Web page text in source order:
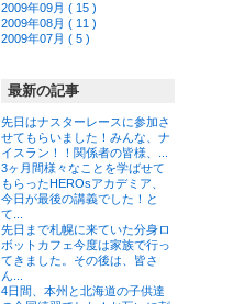
2009年09月 ( 15 )
2009年08月 ( 11 )
2009年07月 ( 5 )
最新の記事
先日はナスターレースに参加さ
せてもらいました！みんな、ナ
イスラン！！関係者の皆様、...
3ヶ月間様々なことを学ばせて
もらったHEROsアカデミア、
今日が最後の講義でした！と
て...
先日まで札幌に来ていた分身ロ
ボットカフェ今度は家族で行っ
てきました。その後は、皆さ
ん...
4日間、本州と北海道の子供達